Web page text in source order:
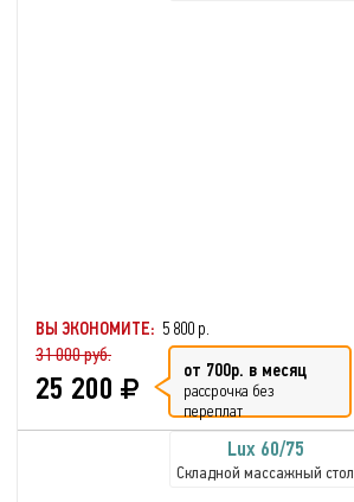
ВЫ ЭКОНОМИТЕ: 5 800 р.
31 000 руб.
25 200 от 700р. в месяц
рассрочка без
переплат
Lux 60/75
Складной массажный стол